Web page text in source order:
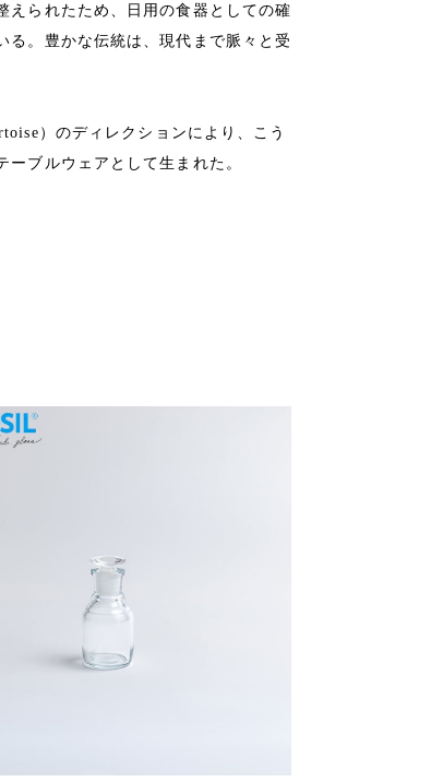
えられたため、日用の食器としての確
る。豊かな伝統は、現代まで脈々と受
）のディレクションにより、こう
ーブルウェアとして生まれた。